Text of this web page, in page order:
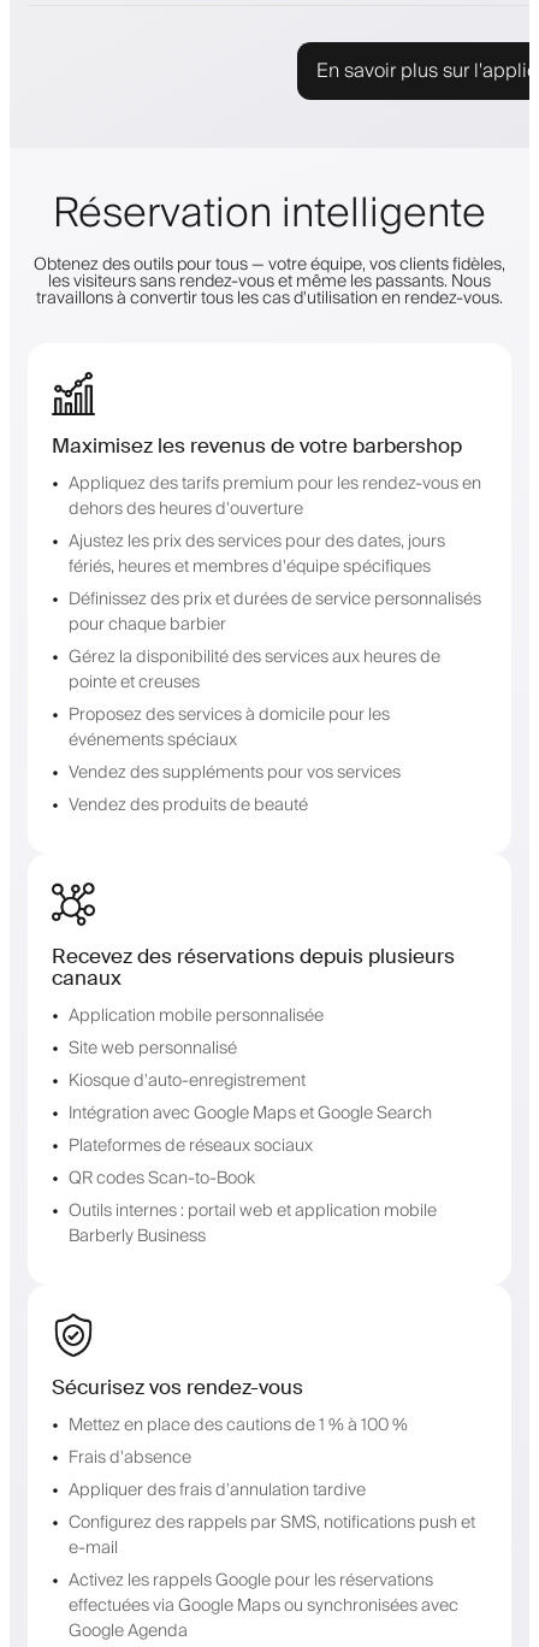
En savoir plus sur
Réservation intelligente
Obtenez des outils pour tous — votre équipe, vos clients fidèles,
les visiteurs sans rendez-vous et même les passants. Nous
travaillons à convertir tous les cas d'utilisation en rendez-vous.
Maximisez les revenus de votre barbershop
Appliquez des tarifs premium pour les rendez-vous en
dehors des heures d'ouverture
Ajustez les prix des services pour des dates, jours
fériés, heures et membres d'équipe spécifiques
Définissez des prix et durées de service personnalisés
pour chaque barbier
Gérez la disponibilité des services aux heures de
pointe et creuses
Proposez des services à domicile pour les
événements spéciaux
Vendez des suppléments pour vos services
Vendez des produits de beauté
Recevez des réservations depuis plusieurs
canaux
Application mobile personnalisée
Site web personnalisé
Kiosque d'auto-enregistrement
Intégration avec Google Maps et Google Search
Plateformes de réseaux sociaux
QR codes Scan-to-Book
Outils internes : portail web et application mobile
Barberly Business
Sécurisez vos rendez-vous
Mettez en place des cautions de 1 % à 100 %
Frais d'absence
Appliquer des frais d'annulation tardive
Configurez des rappels par SMS, notifications push et
e-mail
Activez les rappels Google pour les réservations
effectuées via Google Maps ou synchronisées avec
Google Agenda